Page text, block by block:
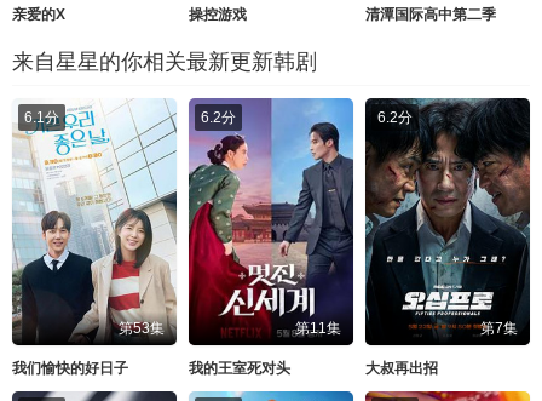
亲爱的X 操控游戏 清潭国际高中第二季
来自星星的你相关最新更新韩剧
6.1分
第53集
我们愉快的好日子
6.2分
第11集
我的王室死对头
6.2分
第7集
大叔再出招